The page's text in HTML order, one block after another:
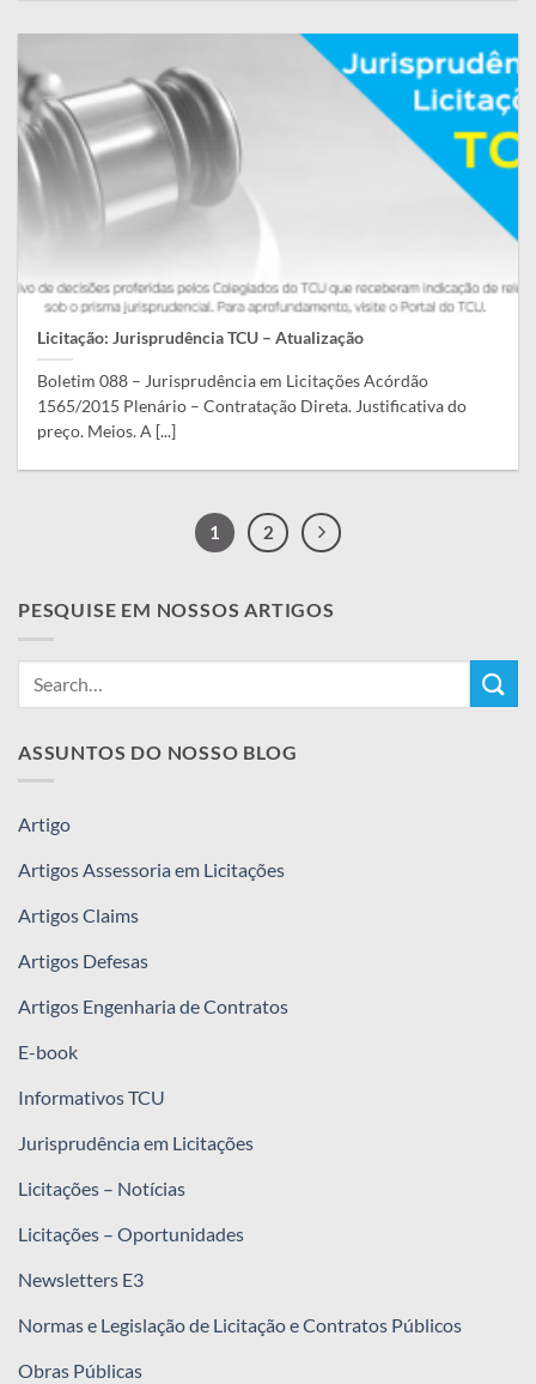
PESQUISE EM NOSSOS ARTIGOS
ASSUNTOS DO NOSSO BLOG
Artigo
Artigos Assessoria em Licitações
Artigos Claims
Artigos Defesas
Artigos Engenharia de Contratos
E-book
Informativos TCU
Jurisprudência em Licitações
Licitações – Notícias
Licitações – Oportunidades
Newsletters E3
Normas e Legislação de Licitação e Contratos Públicos
Obras Públicas
Licitação: Jurisprudência TCU – Atualização
Boletim 088 – Jurisprudência em Licitações Acórdão
1565/2015 Plenário – Contratação Direta. Justificativa do
preço. Meios. A [...]
1 2